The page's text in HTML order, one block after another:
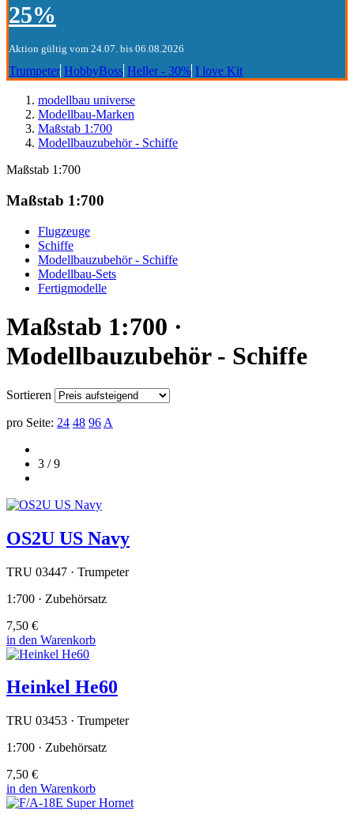
25%
Aktion gültig vom 24.07. bis 06.08.2026
Trumpeter HobbyBoss Heller - 30% I love Kit
modellbau universe
Modellbau-Marken
Maßstab 1:700
Modellbauzubehör - Schiffe
Maßstab 1:700
Maßstab 1:700
Flugzeuge
Schiffe
Modellbauzubehör - Schiffe
Modellbau-Sets
Fertigmodelle
Maßstab 1:700 ·
Modellbauzubehör - Schiffe
Sortieren
pro Seite: 24 48 96 A
3 / 9
OS2U US Navy
TRU 03447 · Trumpeter
1:700 · Zubehörsatz
7,50 €
in den Warenkorb
Heinkel He60
TRU 03453 · Trumpeter
1:700 · Zubehörsatz
7,50 €
in den Warenkorb